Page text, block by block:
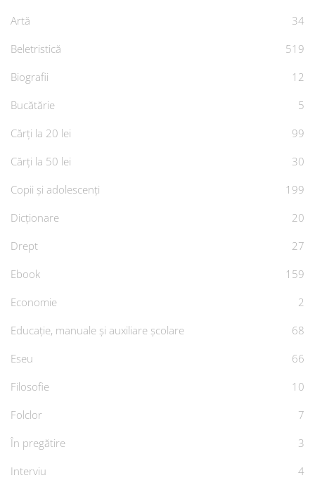
Artă
34
Beletristică
519
Biografii
12
Bucătărie
5
Cărți la 20 lei
99
Cărți la 50 lei
30
Copii și adolescenți
199
Dicționare
20
Drept
27
Ebook
159
Economie
2
Educație, manuale și auxiliare școlare
68
Eseu
66
Filosofie
10
Folclor
7
În pregătire
3
Interviu
4